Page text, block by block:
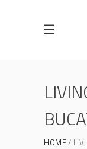
HOME